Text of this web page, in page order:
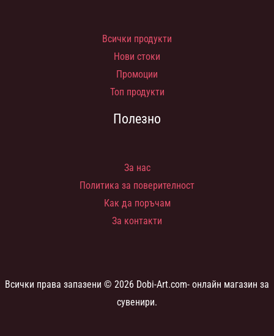
Всички продукти
Нови стоки
Промоции
Топ продукти
Полезно
За нас
Политика за поверителност
Как да поръчам
За контакти
Всички права запазени © 2026 Dobi-Art.com- онлайн магазин за
сувенири.